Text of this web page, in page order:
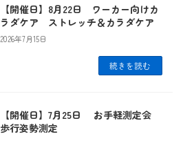
【開催日】8月22日 ワーカー向けカ
ラダケア ストレッチ＆カラダケア
2026年7月15日
続きを読む
【開催日】7月25日 お手軽測定会
歩行姿勢測定